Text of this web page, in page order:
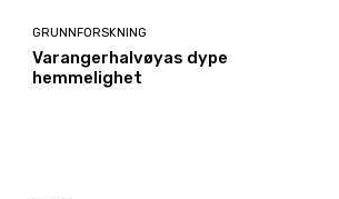
GRUNNFORSKNING
Varangerhalvøyas dype
hemmelighet